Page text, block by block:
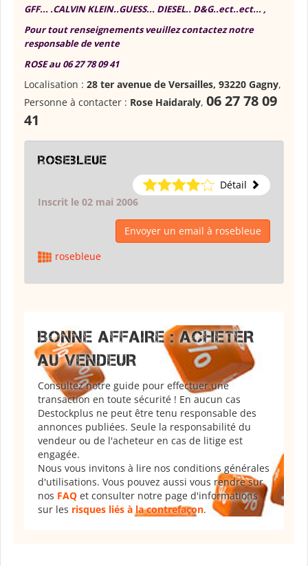
GFF... .CALVIN KLEIN..GUESS... DIESEL.. D&G..ect..ect... ,
Pour tout renseignements veuillez contactez notre
responsable de vente
ROSE au 06 27 78 09 41
Localisation : 28 ter avenue de Versailles, 93220 Gagny,
Personne à contacter : Rose Haidaraly, 06 27 78 09
41
rosebleue
Détail
Inscrit le 02 mai 2006
Envoyer un email à rosebleue
rosebleue
BONNE AFFAIRE : ACHETER
AU VENDEUR
Consultez notre guide pour effectuer une
transaction en toute sécurité ! En aucun cas
Destockplus ne peut être tenu responsable des
annonces publiées. Seule la responsabilité du
vendeur ou de l'acheteur en cas de litige est
engagée.
Nous vous invitons à lire nos conditions générales
d'utilisations. Vous pouvez aussi vous rendre sur
nos FAQ et consulter notre page d'informations
sur les risques liés à la contrefaçon.